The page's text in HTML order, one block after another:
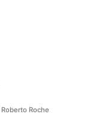
Roberto Roche